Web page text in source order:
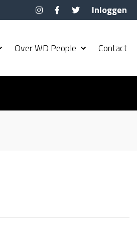
Inloggen
Over WD People Contact